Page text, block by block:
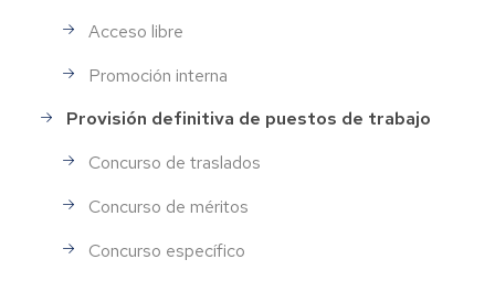
Acceso libre
Promoción interna
Provisión definitiva de puestos de trabajo
Concurso de traslados
Concurso de méritos
Concurso específico